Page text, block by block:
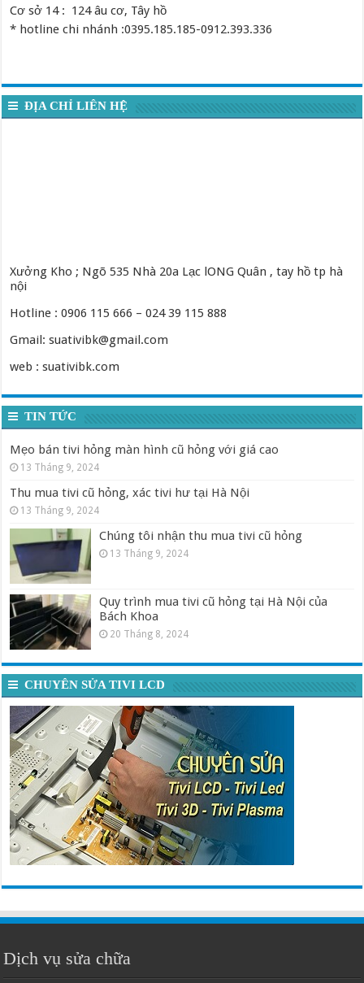
Cơ sở 14 : 124 âu cơ, Tây hồ
* hotline chi nhánh :0395.185.185-0912.393.336
ĐỊA CHỈ LIÊN HỆ
Xưởng Kho ; Ngõ 535 Nhà 20a Lạc lONG Quân , tay hồ tp hà
nội
Hotline : 0906 115 666 – 024 39 115 888
Gmail: suativibk@gmail.com
web : suativibk.com
TIN TỨC
Mẹo bán tivi hỏng màn hình cũ hỏng với giá cao
13 Tháng 9, 2024
Thu mua tivi cũ hỏng, xác tivi hư tại Hà Nội
13 Tháng 9, 2024
Chúng tôi nhận thu mua tivi cũ hỏng
13 Tháng 9, 2024
Quy trình mua tivi cũ hỏng tại Hà Nội của
Bách Khoa
20 Tháng 8, 2024
CHUYÊN SỬA TIVI LCD
Dịch vụ sửa chữa